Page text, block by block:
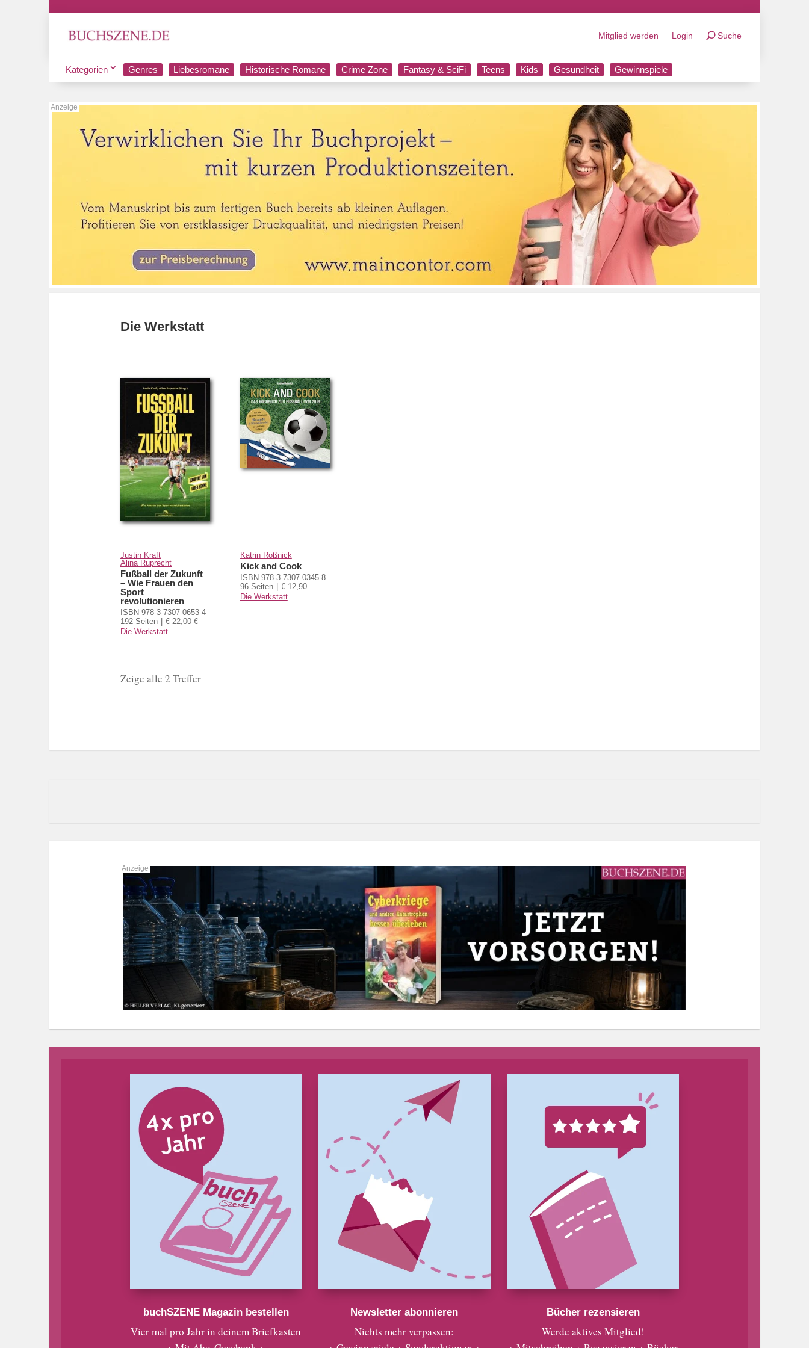
Mitglied werden Login Suche
Kategorien Genres Liebesromane Historische Romane Crime Zone Fantasy & SciFi Teens Kids Gesundheit Gewinnspiele
Die Werkstatt
Justin Kraft
Alina Ruprecht
Fußball der Zukunft
– Wie Frauen den
Sport
revolutionieren
ISBN 978-3-7307-0653-4
192 Seiten
€ 22,00 €
Die Werkstatt
Katrin Roßnick
Kick and Cook
ISBN 978-3-7307-0345-8
96 Seiten
€ 12,90
Die Werkstatt
Zeige alle 2 Treffer
buchSZENE Magazin bestellen
Vier mal pro Jahr in deinem Briefkasten
Newsletter abonnieren
Nichts mehr verpassen:
Bücher rezensieren
Werde aktives Mitglied!